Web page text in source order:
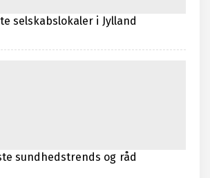
selskabslokaler i Jylland
sundhedstrends og råd